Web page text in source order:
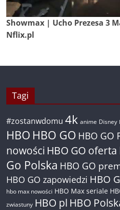
Showmax | Ucho Prezesa 3
Nflix.pl
Tagi
#zostanwdomu 4k anime Disney
HBO HBO GO HBO GO
nowości HBO GO oferta
Go Polska HBO GO
HBO GO zapowiedzi HBO
hbo max nowości HBO Max seriale
zwiastuny HBO pl HBO